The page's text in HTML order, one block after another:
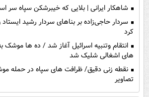
شاهکار ایرانی | بلایی که خیبرشکن سپاه سر
سردار حاجی‌زاده بر بناهای سردار رشید ایستاد
کرد
انتقام وتنبیه اسرائیل آغاز شد / ده ها
های اشغالی شلیک شد
نقطه زنی دقیق/ ظرافت های سپاه در حمله
تصاویر